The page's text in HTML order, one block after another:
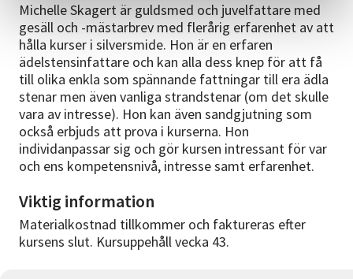
Michelle Skagert är guldsmed och juvelfattare med
gesäll och -mästarbrev med flerårig erfarenhet av att
hålla kurser i silversmide. Hon är en erfaren
ädelstensinfattare och kan alla dess knep för att få
till olika enkla som spännande fattningar till era ädla
stenar men även vanliga strandstenar (om det skulle
vara av intresse). Hon kan även sandgjutning som
också erbjuds att prova i kurserna. Hon
individanpassar sig och gör kursen intressant för var
och ens kompetensnivå, intresse samt erfarenhet.
Viktig information
Materialkostnad tillkommer och faktureras efter
kursens slut. Kursuppehåll vecka 43.